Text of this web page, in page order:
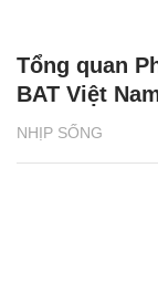
NHỊP SỐNG
Tổng quan
BAT Việt